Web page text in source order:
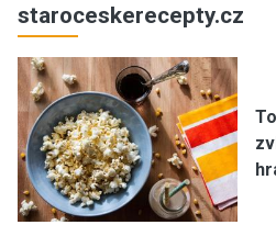
staroceskerecepty.cz